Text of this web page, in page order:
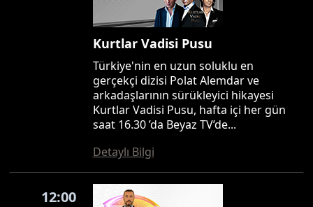
Kurtlar Vadisi Pusu
Türkiye'nin en uzun soluklu en
gerçekçi dizisi Polat Alemdar ve
arkadaşlarının sürükleyici hikayesi
Kurtlar Vadisi Pusu, hafta içi her gün
saat 16.30 ’da Beyaz TV’de...
Detaylı Bilgi
12:00